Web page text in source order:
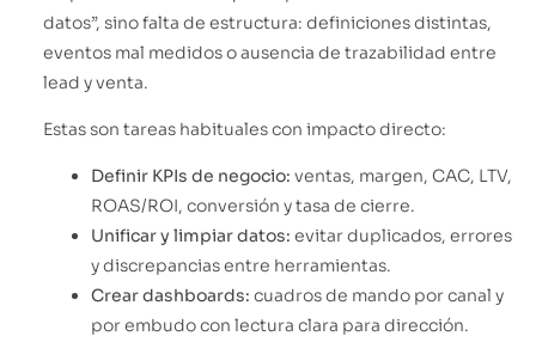
datos”, sino falta de estructura: definiciones distintas,
eventos mal medidos o ausencia de trazabilidad entre
lead y venta.
Estas son tareas habituales con impacto directo:
Definir KPIs de negocio: ventas, margen, CAC, LTV,
ROAS/ROI, conversión y tasa de cierre.
Unificar y limpiar datos: evitar duplicados, errores
y discrepancias entre herramientas.
Crear dashboards: cuadros de mando por canal y
por embudo con lectura clara para dirección.